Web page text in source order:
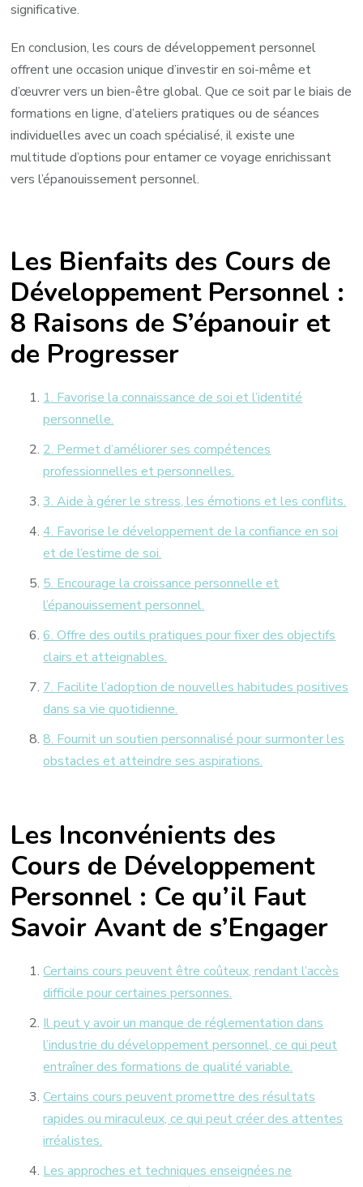
significative.
En conclusion, les cours de développement personnel
offrent une occasion unique d’investir en soi-même et
d’œuvrer vers un bien-être global. Que ce soit par le biais de
formations en ligne, d’ateliers pratiques ou de séances
individuelles avec un coach spécialisé, il existe une
multitude d’options pour entamer ce voyage enrichissant
vers l’épanouissement personnel.
Les Bienfaits des Cours de
Développement Personnel :
8 Raisons de S’épanouir et
de Progresser
1. Favorise la connaissance de soi et l’identité
personnelle.
2. Permet d’améliorer ses compétences
professionnelles et personnelles.
3. Aide à gérer le stress, les émotions et les conflits.
4. Favorise le développement de la confiance en soi
et de l’estime de soi.
5. Encourage la croissance personnelle et
l’épanouissement personnel.
6. Offre des outils pratiques pour fixer des objectifs
clairs et atteignables.
7. Facilite l’adoption de nouvelles habitudes positives
dans sa vie quotidienne.
8. Fournit un soutien personnalisé pour surmonter les
obstacles et atteindre ses aspirations.
Les Inconvénients des
Cours de Développement
Personnel : Ce qu’il Faut
Savoir Avant de s’Engager
Certains cours peuvent être coûteux, rendant l’accès
difficile pour certaines personnes.
Il peut y avoir un manque de réglementation dans
l’industrie du développement personnel, ce qui peut
entraîner des formations de qualité variable.
Certains cours peuvent promettre des résultats
rapides ou miraculeux, ce qui peut créer des attentes
irréalistes.
Les approches et techniques enseignées ne